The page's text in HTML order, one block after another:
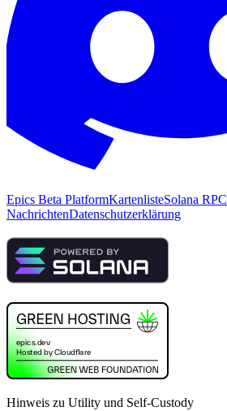
Epics Beta PlatformKartenlisteSolana RPC
NachrichtenDatenschutzerklärung
Hinweis zu Utility und Self-Custody